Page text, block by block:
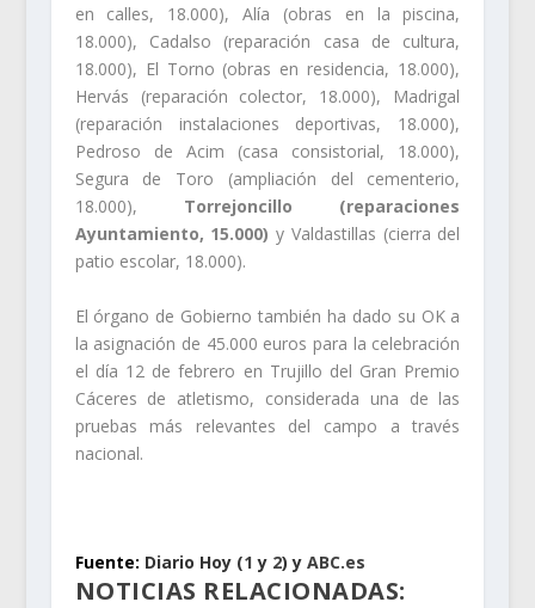
en calles, 18.000), Alía (obras en la piscina,
18.000), Cadalso (reparación casa de cultura,
18.000), El Torno (obras en residencia, 18.000),
Hervás (reparación colector, 18.000), Madrigal
(reparación instalaciones deportivas, 18.000),
Pedroso de Acim (casa consistorial, 18.000),
Segura de Toro (ampliación del cementerio,
18.000), Torrejoncillo (reparaciones
Ayuntamiento, 15.000) y Valdastillas (cierra del
patio escolar, 18.000).
El órgano de Gobierno también ha dado su OK a
la asignación de 45.000 euros para la celebración
el día 12 de febrero en Trujillo del Gran Premio
Cáceres de atletismo, considerada una de las
pruebas más relevantes del campo a través
nacional.
Fuente: Diario Hoy (1 y 2) y ABC.es
NOTICIAS RELACIONADAS: